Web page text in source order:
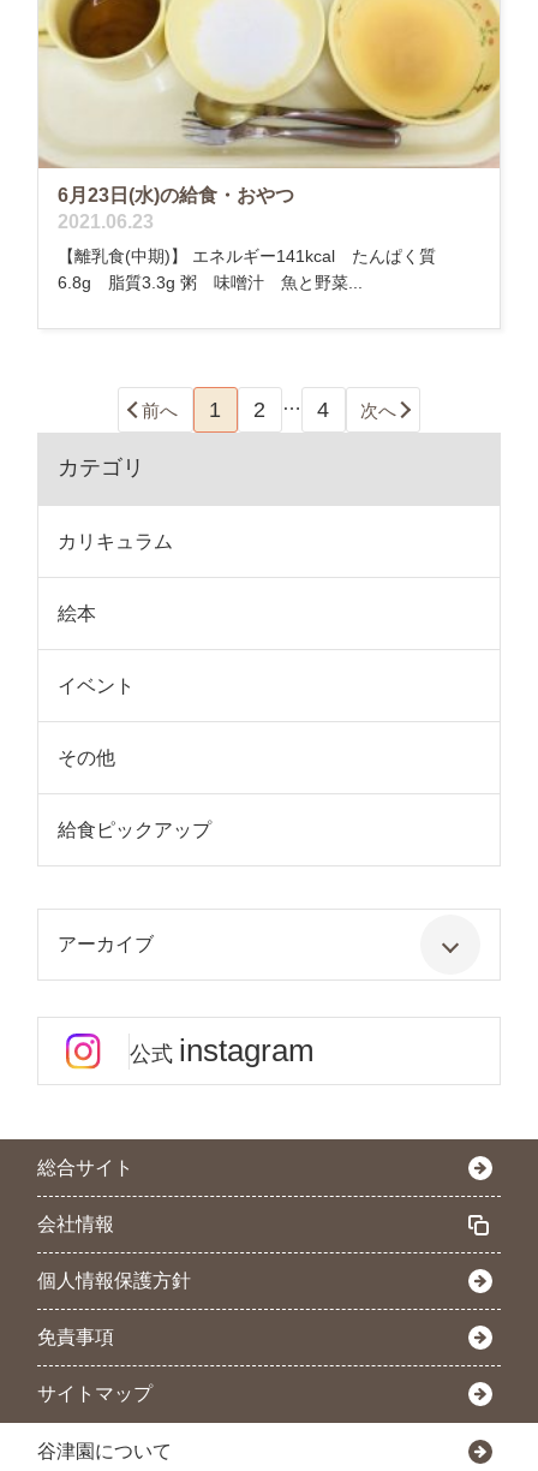
6月23日(水)の給食・おやつ
2021.06.23
【離乳食(中期)】 エネルギー141kcal たんぱく質
6.8g 脂質3.3g 粥 味噌汁 魚と野菜...
前へ 1 2 … 4 次へ
カテゴリ
カリキュラム
絵本
イベント
その他
給食ピックアップ
アーカイブ
公式 instagram
総合サイト
会社情報
個人情報保護方針
免責事項
サイトマップ
谷津園について